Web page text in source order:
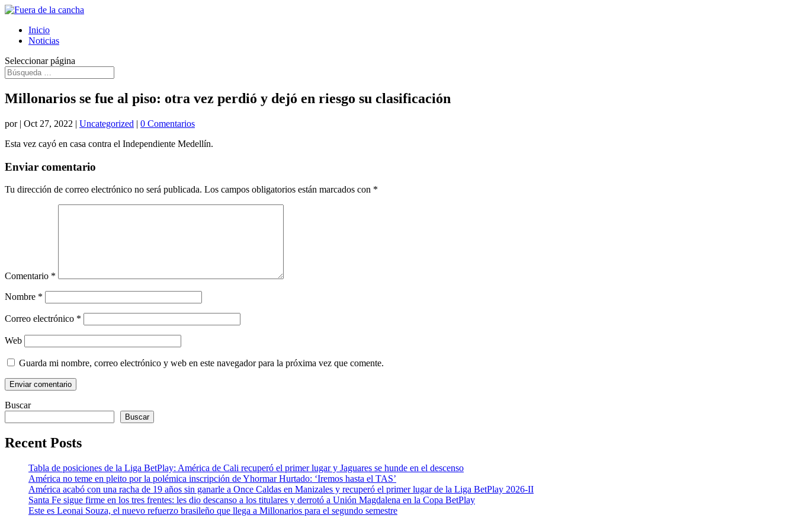
Inicio
Noticias
Seleccionar página
Millonarios se fue al piso: otra vez perdió y dejó en riesgo su clasificación
por | Oct 27, 2022 | Uncategorized | 0 Comentarios
Esta vez cayó en casa contra el Independiente Medellín.
Enviar comentario
Tu dirección de correo electrónico no será publicada. Los campos obligatorios están marcados con *
Comentario *
Nombre *
Correo electrónico *
Web
Guarda mi nombre, correo electrónico y web en este navegador para la próxima vez que comente.
Buscar
Buscar
Recent Posts
Tabla de posiciones de la Liga BetPlay: América de Cali recuperó el primer lugar y Jaguares se hunde en el descenso
América no teme en pleito por la polémica inscripción de Yhormar Hurtado: ‘Iremos hasta el TAS’
América acabó con una racha de 19 años sin ganarle a Once Caldas en Manizales y recuperó el primer lugar de la Liga BetPlay 2026-II
Santa Fe sigue firme en los tres frentes: les dio descanso a los titulares y derrotó a Unión Magdalena en la Copa BetPlay
Este es Leonai Souza, el nuevo refuerzo brasileño que llega a Millonarios para el segundo semestre